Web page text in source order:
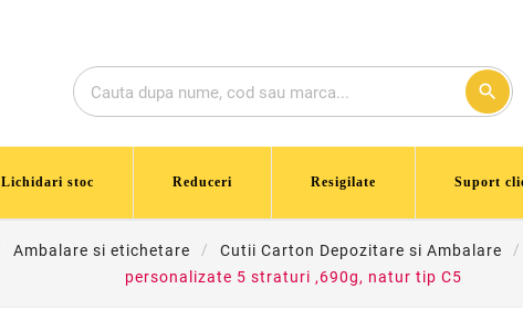
search
Lichidari stoc Reduceri Resigilate Suport
Ambalare si etichetare Cutii Carton Depozitare si Ambalare
personalizate 5 straturi ,690g, natur tip C5